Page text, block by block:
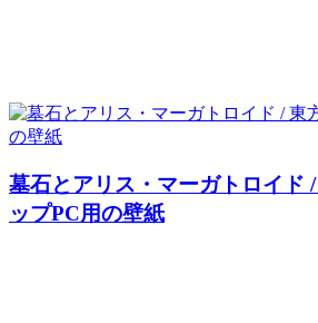
墓石とアリス・マーガトロイド
ップPC用の壁紙